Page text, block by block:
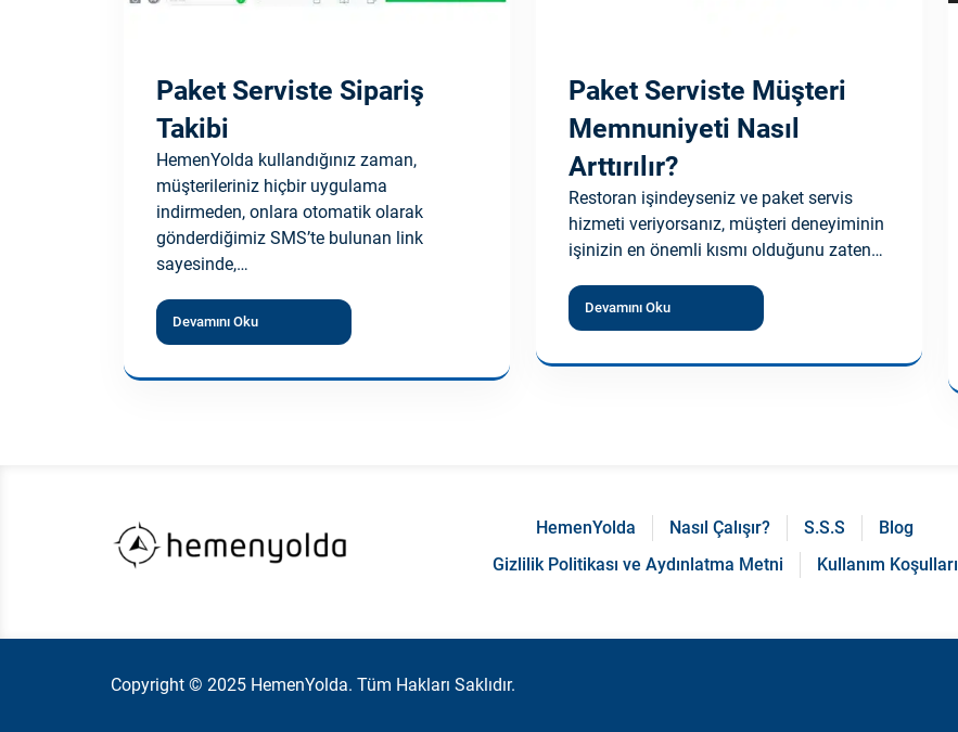
Paket Serviste Sipariş
Takibi
HemenYolda kullandığınız zaman,
müşterileriniz hiçbir uygulama
indirmeden, onlara otomatik olarak
gönderdiğimiz SMS’te bulunan link
sayesinde,…
Devamını Oku
Paket Serviste Müşteri
Memnuniyeti Nasıl
Arttırılır?
Restoran işindeyseniz ve paket servis
hizmeti veriyorsanız, müşteri deneyiminin
işinizin en önemli kısmı olduğunu zaten…
Devamını Oku
HemenYolda Nasıl Çalışır? S.S.S
Blog
Gizlilik Politikası ve Aydınlatma Metni
Kullanım Koşulları
Copyright © 2025 HemenYolda. Tüm Hakları Saklıdır.